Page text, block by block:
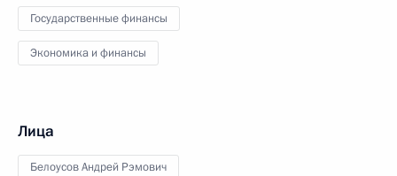
Государственные финансы
Экономика и финансы
Лица
Белоусов Андрей Рэмович